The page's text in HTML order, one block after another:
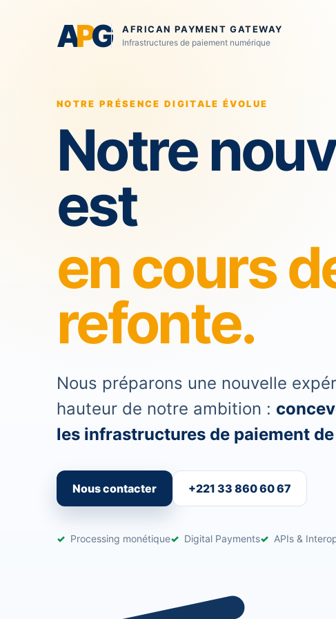
APG AFRICAN PAYMENT GATEWAY
Infrastructures de paiement numérique
NOTRE PRÉSENCE DIGITALE ÉVOLUE
Notre
est
en cours
refonte.
Nous préparons une nouvelle
hauteur de notre ambition :
les infrastructures de paiement
Nous contacter +221 33 860 60 67
Processing monétique Digital Payments APIs &